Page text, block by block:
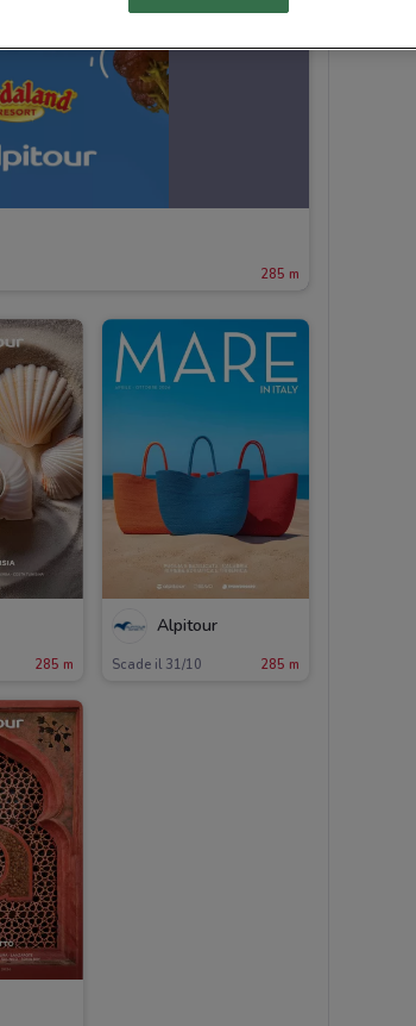
285 m
285 m
Alpitour
Scade il 31/10 285 m